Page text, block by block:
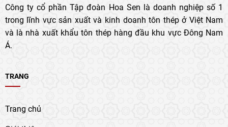
Công ty cổ phần Tập đoàn Hoa Sen là doanh nghiệp số 1
trong lĩnh vực sản xuất và kinh doanh tôn thép ở Việt Nam
và là nhà xuất khẩu tôn thép hàng đầu khu vực Đông Nam
Á.
TRANG
Trang chủ